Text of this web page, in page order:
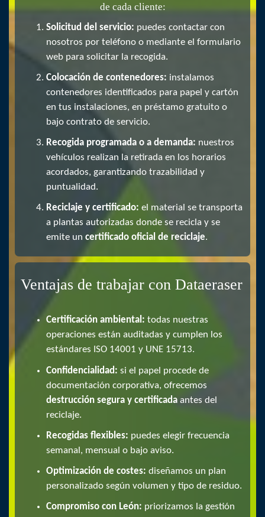
de cada cliente:
Solicitud del servicio: puedes contactar con
nosotros por teléfono o mediante el formulario
web para solicitar la recogida.
Colocación de contenedores: instalamos
contenedores identificados para papel y cartón
en tus instalaciones, en préstamo gratuito o
bajo contrato de servicio.
Recogida programada o a demanda: nuestros
vehículos realizan la retirada en los horarios
acordados, garantizando trazabilidad y
puntualidad.
Reciclaje y certificado: el material se transporta
a plantas autorizadas donde se recicla y se
emite un certificado oficial de reciclaje.
Ventajas de trabajar con Dataeraser
Certificación ambiental: todas nuestras
operaciones están auditadas y cumplen los
estándares ISO 14001 y UNE 15713.
Confidencialidad: si el papel procede de
documentación corporativa, ofrecemos
destrucción segura y certificadaantes del
reciclaje.
Recogidas flexibles: puedes elegir frecuencia
semanal, mensual o bajo aviso.
Optimización de costes: diseñamos un plan
personalizado según volumen y tipo de residuo.
Compromiso con León: priorizamos la gestión